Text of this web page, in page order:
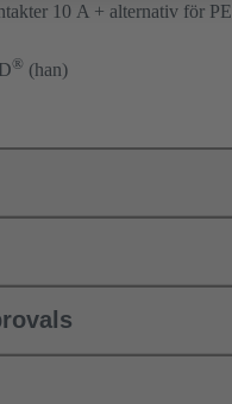
10 A + alternativ för PE
® (han)